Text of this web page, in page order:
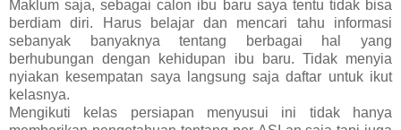
Maklum saja, sebagai calon ibu baru saya tentu tidak bisa
berdiam diri. Harus belajar dan mencari tahu informasi
sebanyak banyaknya tentang berbagai hal yang
berhubungan dengan kehidupan ibu baru. Tidak menyia
nyiakan kesempatan saya langsung saja daftar untuk ikut
kelasnya.
Mengikuti kelas persiapan menyusui ini tidak hanya